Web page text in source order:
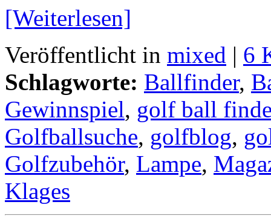
[Weiterlesen]
Veröffentlicht in mixed | 6
Schlagworte: Ballfinder,
Gewinnspiel, golf ball
Golfballsuche, golfblog,
Golfzubehör, Lampe,
Klages